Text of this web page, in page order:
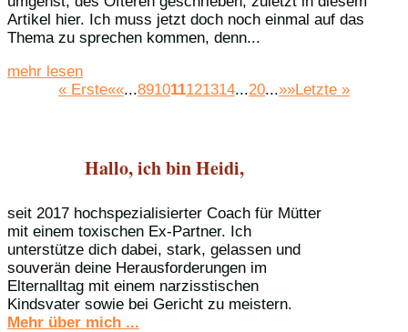
Artikel hier. Ich muss jetzt doch noch einmal auf das
Thema zu sprechen kommen, denn...
mehr lesen
« Erste««...891011121314...20...»»Letzte »
Hallo, ich bin Heidi,
seit 2017 hochspezialisierter Coach für Mütter
mit einem toxischen Ex-Partner. Ich
unterstütze dich dabei, stark, gelassen und
souverän deine Herausforderungen im
Elternalltag mit einem narzisstischen
Kindsvater sowie bei Gericht zu meistern.
Mehr über mich ...